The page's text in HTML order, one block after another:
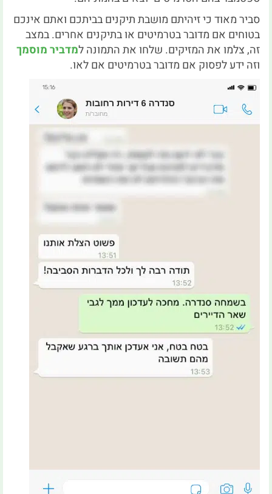
סביר מאוד כי זיהיתם מושבת תיקנים בביתכם ואתם אינכם
בטוחים אם מדובר בטרמיטים או בתיקנים אחרים. במצב
זה, צלמו את המזיקים. שלחו את התמונה למדביר מוסמך
וזה ידע לפסוק אם מדובר בטרמיטים אם לאו.